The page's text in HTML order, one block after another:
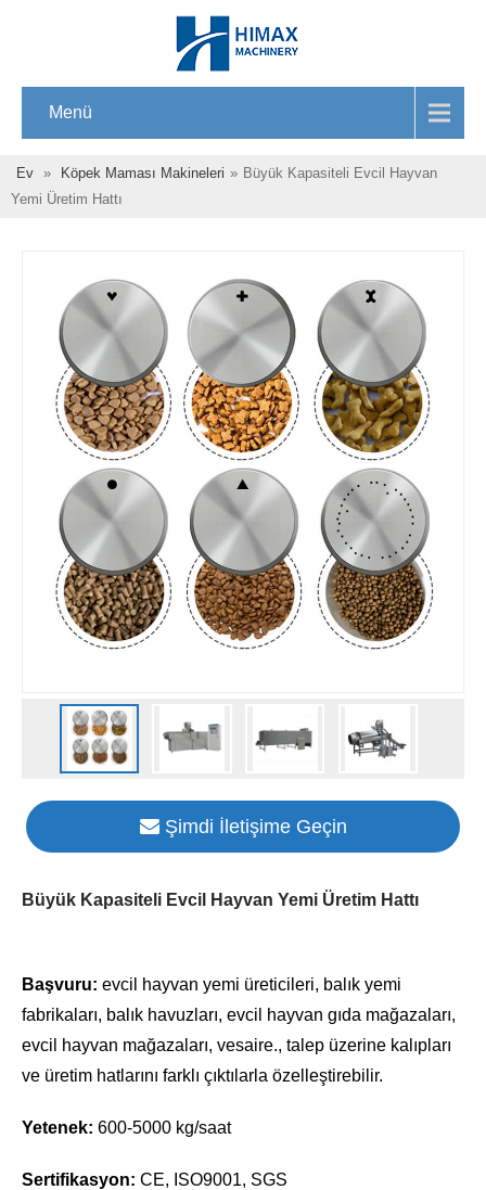
Menü
Ev » Köpek Maması Makineleri » Büyük Kapasiteli Evcil Hayvan
Yemi Üretim Hattı
Şimdi İletişime Geçin
Büyük Kapasiteli Evcil Hayvan Yemi Üretim Hattı
Başvuru: evcil hayvan yemi üreticileri, balık yemi
fabrikaları, balık havuzları, evcil hayvan gıda mağazaları,
evcil hayvan mağazaları, vesaire., talep üzerine kalıpları
ve üretim hatlarını farklı çıktılarla özelleştirebilir.
Yetenek: 600-5000 kg/saat
Sertifikasyon: CE, ISO9001, SGS